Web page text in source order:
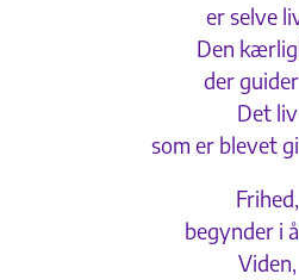
er selve
Den
der
Det liv
som er blevet
Frihed,
begynder i
Viden,